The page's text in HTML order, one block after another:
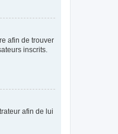
afin de trouver
inscrits.
afin de lui